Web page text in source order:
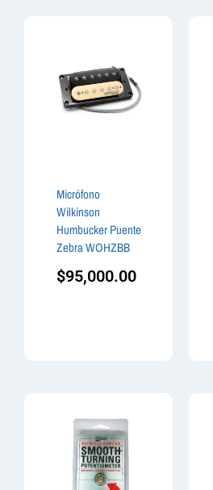
Micrófono
Wilkinson
Humbucker Puente
Zebra WOHZBB
$95,000.00